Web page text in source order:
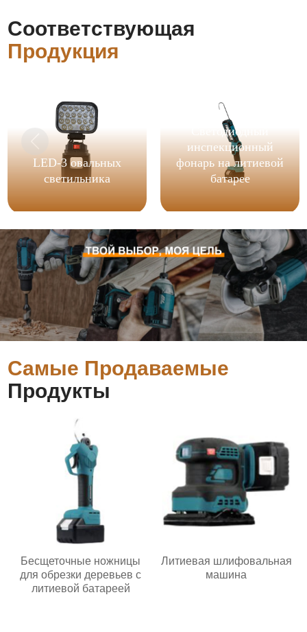
Соответствующая
Продукция
LED-3 овальных
светильника
Светодиодный
инспекционный
фонарь на литиевой
батарее
Самые Продаваемые
Продукты
Бесщеточные ножницы
для обрезки деревьев с
литиевой батареей
Литиевая шлифовальная
машина